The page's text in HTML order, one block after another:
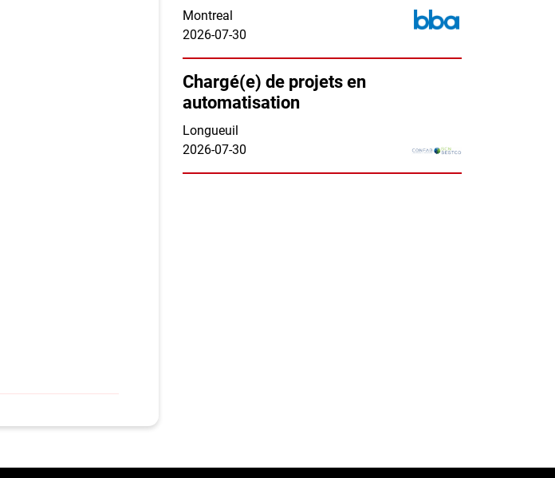
Montreal
2026-07-30
Chargé(e) de projets en
automatisation
Longueuil
2026-07-30